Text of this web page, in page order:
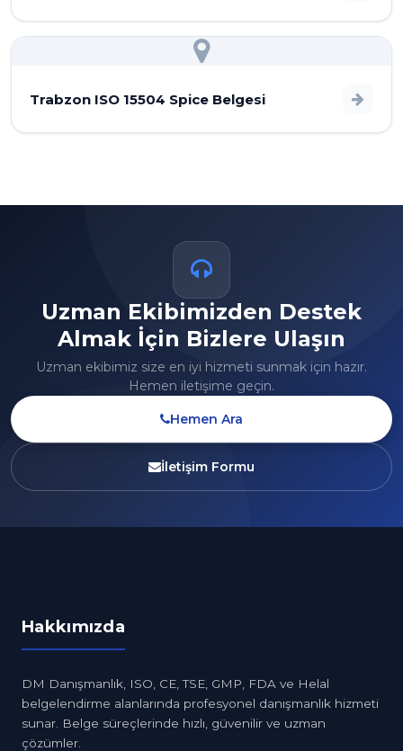
Trabzon ISO 15504 Spice Belgesi
Uzman Ekibimizden Destek
Almak İçin Bizlere Ulaşın
Uzman ekibimiz size en iyi hizmeti sunmak için hazır.
Hemen iletişime geçin.
Hemen Ara
İletişim Formu
Hakkımızda
DM Danışmanlık, ISO, CE, TSE, GMP, FDA ve Helal
belgelendirme alanlarında profesyonel danışmanlık hizmeti
sunar. Belge süreçlerinde hızlı, güvenilir ve uzman
çözümler.